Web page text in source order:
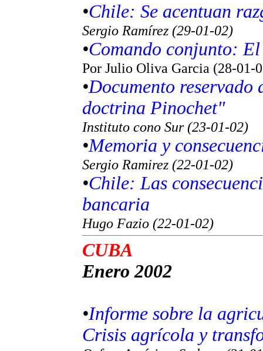
•Chile: Se acentuan
Sergio Ramírez (29-01-02)
•Comando conjunto:
Por Julio Oliva Garcia (28-01-
•Documento
doctrina Pinochet"
Instituto cono Sur (23-01-02)
•Memoria y
Sergio Ramirez (22-01-02)
•Chile: Las
bancaria
Hugo Fazio (22-01-02)
CUBA
Enero 2002
•Informe sobre la
Crisis agrícola y